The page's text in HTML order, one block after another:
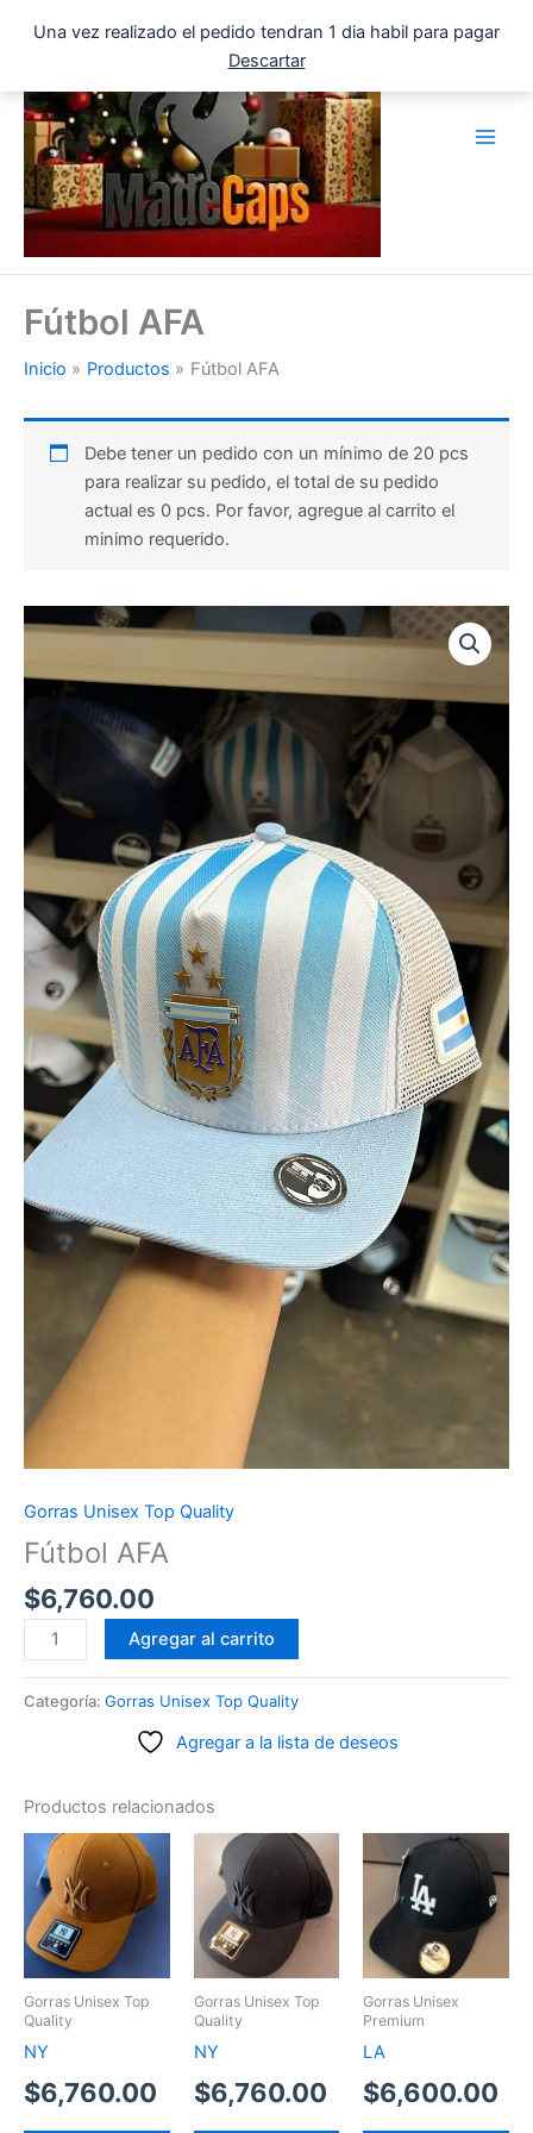
Una vez realizado el pedido tendran 1 dia habil para pagar
Descartar
Fútbol AFA
Inicio Productos Fútbol AFA
Debe tener un pedido con un mínimo de 20 pcs
para realizar su pedido, el total de su pedido
actual es 0 pcs. Por favor, agregue al carrito el
minimo requerido.
Gorras Unisex Top Quality
Fútbol AFA
$6,760.00
Fútbol
AFA
cantidad
Agregar al carrito
Categoría: Gorras Unisex Top Quality
Agregar a la lista de deseos
Productos relacionados
Gorras Unisex Top
Quality
NY
$6,760.00
Gorras Unisex Top
Quality
NY
$6,760.00
Gorras Unisex
Premium
LA
$6,600.00